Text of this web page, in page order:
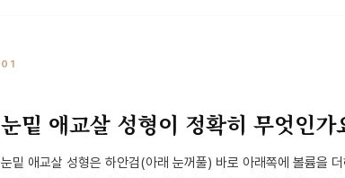
01
눈밑 애교살 성형이 정확히 무엇인가
눈밑 애교살 성형은 하안검(아래 눈꺼풀) 바로 아래쪽에 볼륨을